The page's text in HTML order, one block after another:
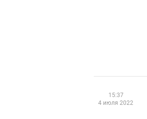
15:37
4 июля 2022